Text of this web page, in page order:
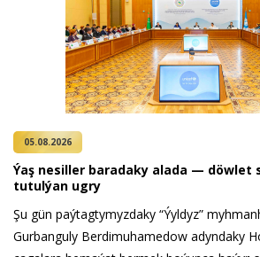
05.08.2026
Ýaş ne­sil­ler ba­ra­da­ky ala­da — döw­let
tu­tul­ýan ug­ry
Şu gün paý­tag­ty­myz­da­ky “Ýyl­dyz”
Gurbanguly Berdimuhamedow adyn­da­ky